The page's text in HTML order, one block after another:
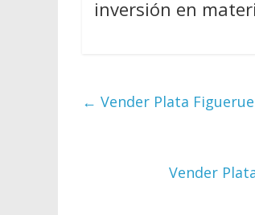
inversión en
← Vender Plata
Vender